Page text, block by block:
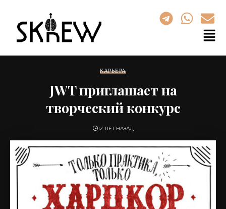
КАРЬЕРА
JWT приглашает на
творческий конкурс
12 ЛЕТ НАЗАД